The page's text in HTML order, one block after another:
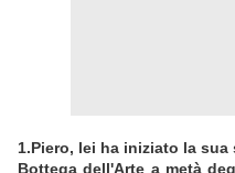
1.Piero, lei ha iniziato la
Bottega dell'Arte a metà